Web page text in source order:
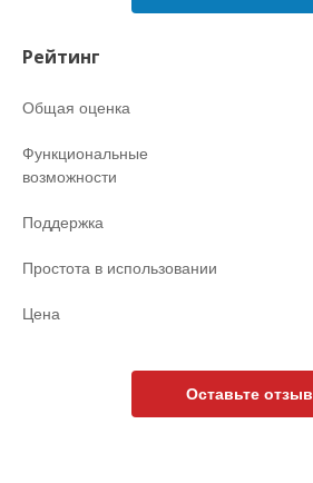
Рейтинг
Общая оценка
Функциональные
возможности
Поддержка
Простота в использовании
Цена
Оставьте отзыв